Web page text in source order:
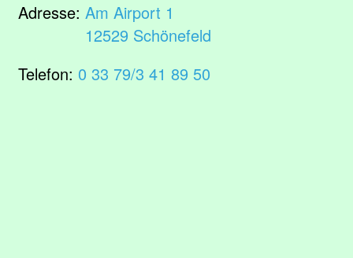
Adresse: Am Airport 1
12529 Schönefeld
Telefon: 0 33 79/3 41 89 50